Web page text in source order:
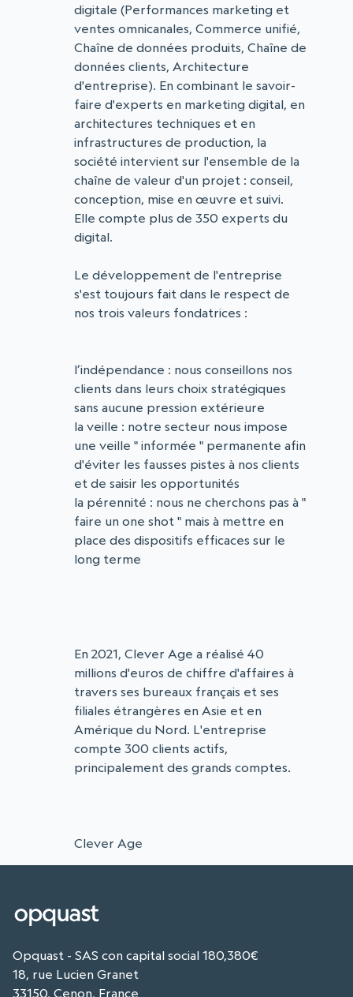
digitale (Performances marketing et
ventes omnicanales, Commerce unifié,
Chaîne de données produits, Chaîne de
données clients, Architecture
d'entreprise). En combinant le savoir-
faire d'experts en marketing digital, en
architectures techniques et en
infrastructures de production, la
société intervient sur l'ensemble de la
chaîne de valeur d'un projet : conseil,
conception, mise en œuvre et suivi.
Elle compte plus de 350 experts du
digital.
Le développement de l'entreprise
s'est toujours fait dans le respect de
nos trois valeurs fondatrices :
l’indépendance : nous conseillons nos
clients dans leurs choix stratégiques
sans aucune pression extérieure
la veille : notre secteur nous impose
une veille " informée " permanente afin
d'éviter les fausses pistes à nos clients
et de saisir les opportunités
la pérennité : nous ne cherchons pas à "
faire un one shot " mais à mettre en
place des dispositifs efficaces sur le
long terme
En 2021, Clever Age a réalisé 40
millions d'euros de chiffre d'affaires à
travers ses bureaux français et ses
filiales étrangères en Asie et en
Amérique du Nord. L'entreprise
compte 300 clients actifs,
principalement des grands comptes.
Clever Age
Opquast - SAS con capital social 180,380€
18, rue Lucien Granet
33150, Cenon, France